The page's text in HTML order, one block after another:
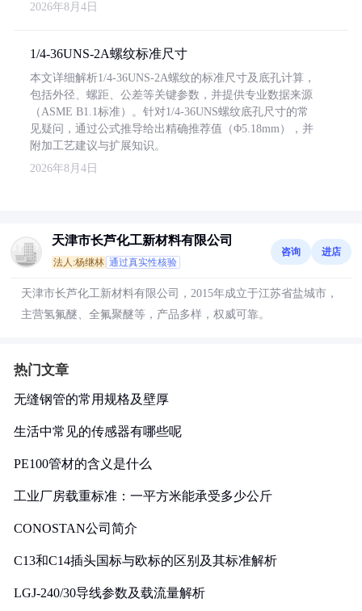
2026年8月4日
1/4-36UNS-2A螺纹标准尺寸
本文详细解析1/4-36UNS-2A螺纹的标准尺寸及底孔计算，
包括外径、螺距、公差等关键参数，并提供专业数据来源
（ASME B1.1标准）。针对1/4-36UNS螺纹底孔尺寸的常
见疑问，通过公式推导给出精确推荐值（Φ5.18mm），并
附加工艺建议与扩展知识。
2026年8月4日
天津市长芦化工新材料有限公司
法人:杨继林 通过真实性核验
咨询 进店
天津市长芦化工新材料有限公司，2015年成立于江苏省盐城市，
主营氢氟醚、全氟聚醚等，产品多样，权威可靠。
热门文章
无缝钢管的常用规格及壁厚
生活中常见的传感器有哪些呢
PE100管材的含义是什么
工业厂房载重标准：一平方米能承受多少公斤
CONOSTAN公司简介
C13和C14插头国标与欧标的区别及其标准解析
LGJ-240/30导线参数及载流量解析